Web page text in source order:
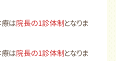
は院長の1診体制となりま
は院長の1診体制となりま